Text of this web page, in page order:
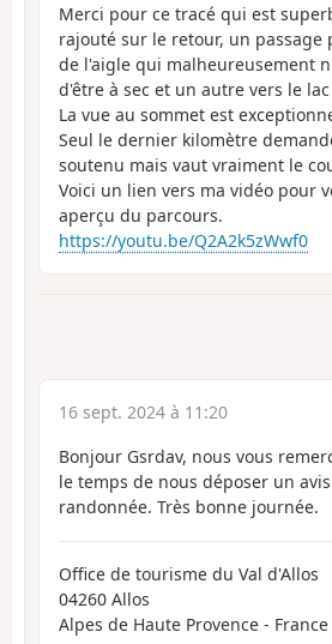
Merci pour ce tracé qui est
rajouté sur le retour, un passage
de l'aigle qui malheureusement
d'être à sec et un autre vers le
La vue au sommet est
Seul le dernier kilomètre
soutenu mais vaut vraiment le
Voici un lien vers ma vidéo pour
aperçu du parcours.
https://youtu.be/Q2A2k5zWwf0
16 sept. 2024 à 11:20
Bonjour Gsrdav, nous vous
le temps de nous déposer un
randonnée. Très bonne journée.
Office de tourisme du Val d'Allos
04260 Allos
Alpes de Haute Provence - France